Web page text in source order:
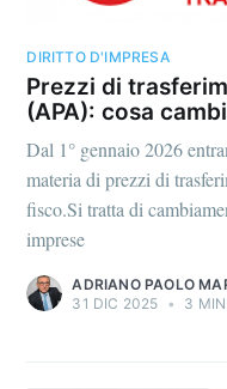
DIRITTO D'IMPRESA
Prezzi di
(APA): cosa
Dal 1° gennaio 2026
materia di prezzi di
fisco.Si tratta di
imprese
ADRIANO PAOLO
31 DIC 2025 • 3 MIN